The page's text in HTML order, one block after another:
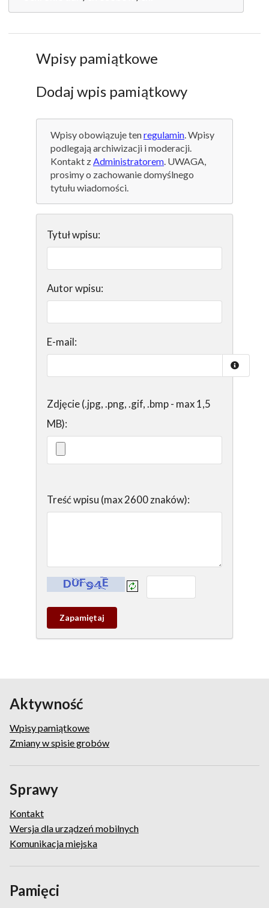
Wpisy pamiątkowe
Dodaj wpis pamiątkowy
Wpisy obowiązuje tenregulamin. Wpisy
podlegają archiwizacji i moderacji.
Kontakt zAdministratorem. UWAGA,
prosimy o zachowanie domyślnego
tytułu wiadomości.
Tytuł wpisu:
Autor wpisu:
E-mail:
Zdjęcie (.jpg, .png, .gif, .bmp - max 1,5
MB):
Treść wpisu (max 2600 znaków):
Kontrola - wprowadź tekst z obrazka:
Zapamietaj
wpis
Aktywność
Wpisy pamiątkowe
Zmiany w spisie grobów
Sprawy
Kontakt
Wersja dla urządzeń mobilnych
Komunikacja miejska
Pamięci